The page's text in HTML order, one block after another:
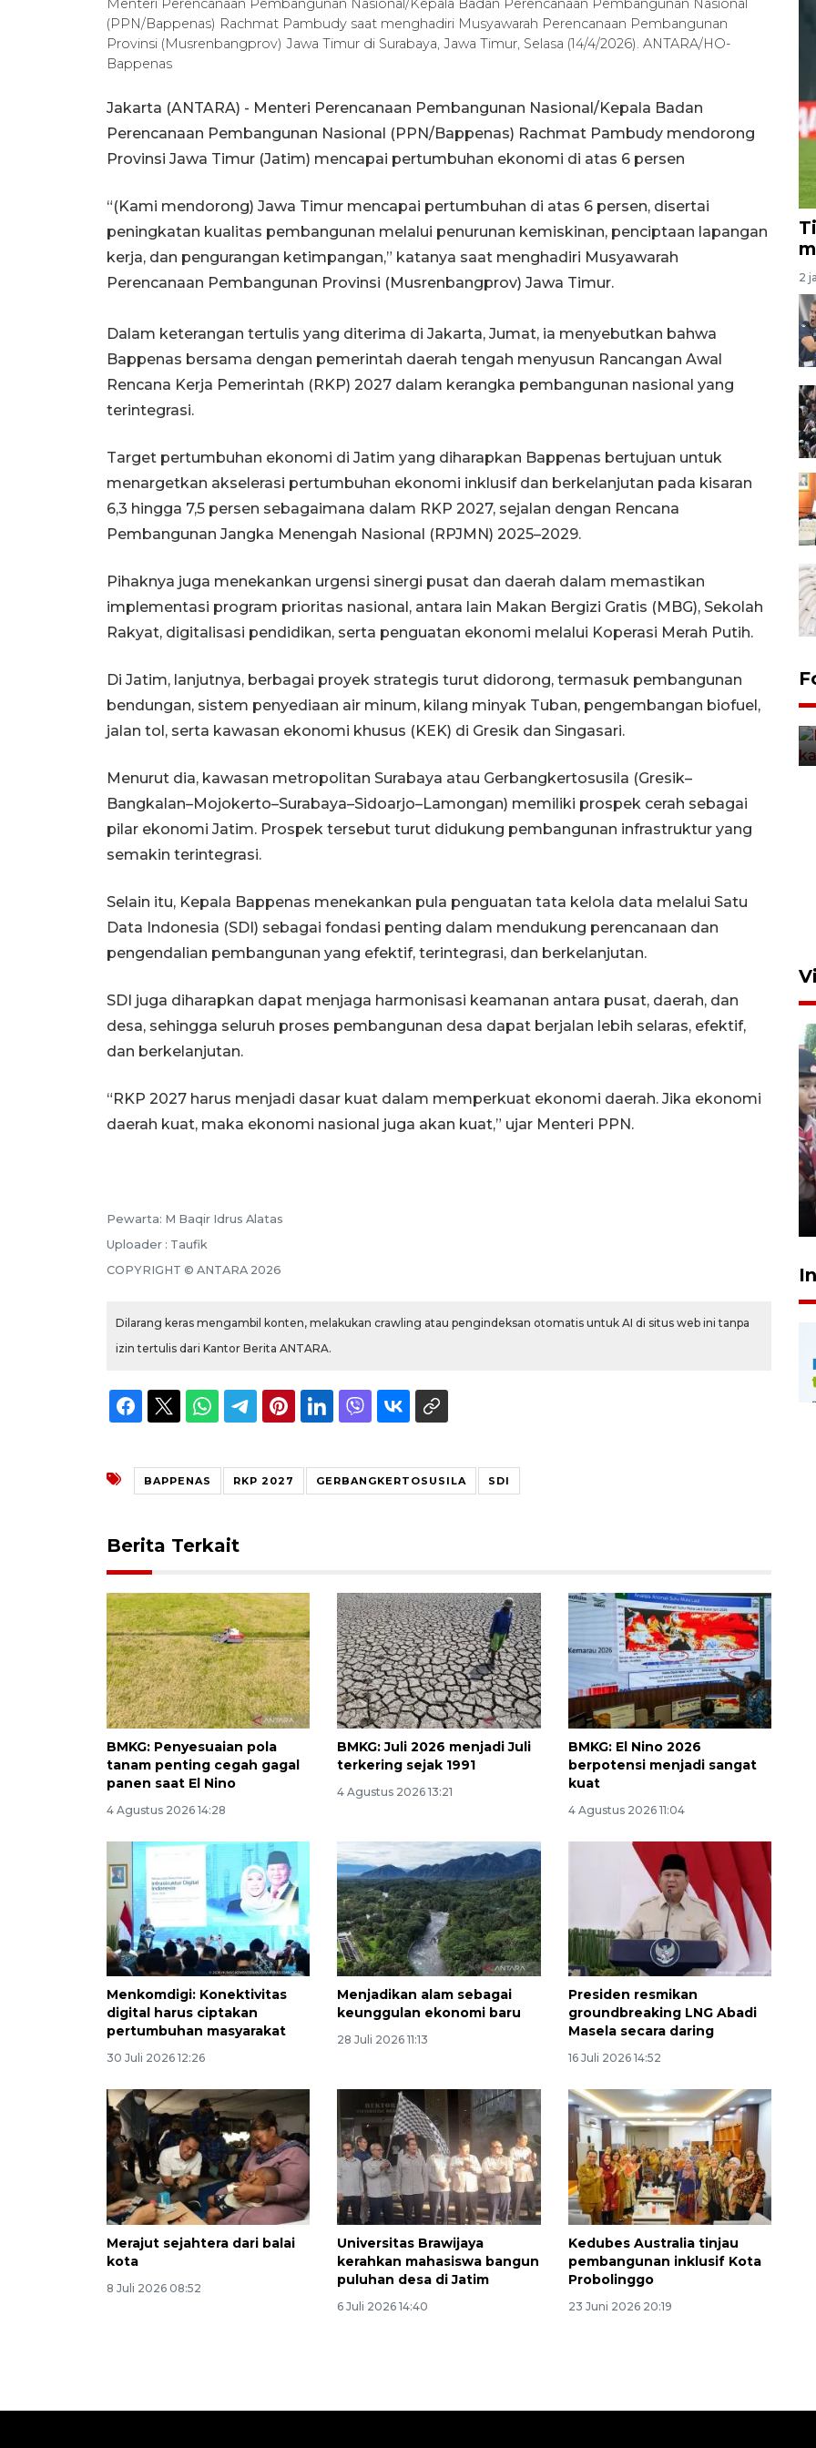
Menteri Perencanaan Pembangunan Nasional/Kepala Badan Perencanaan Pembangunan Nasional
(PPN/Bappenas) Rachmat Pambudy saat menghadiri Musyawarah Perencanaan Pembangunan
Provinsi (Musrenbangprov) Jawa Timur di Surabaya, Jawa Timur, Selasa (14/4/2026). ANTARA/HO-
Bappenas
Jakarta (ANTARA) - Menteri Perencanaan Pembangunan Nasional/Kepala Badan
Perencanaan Pembangunan Nasional (PPN/Bappenas) Rachmat Pambudy mendorong
Provinsi Jawa Timur (Jatim) mencapai pertumbuhan ekonomi di atas 6 persen
“(Kami mendorong) Jawa Timur mencapai pertumbuhan di atas 6 persen, disertai
peningkatan kualitas pembangunan melalui penurunan kemiskinan, penciptaan lapangan
kerja, dan pengurangan ketimpangan,” katanya saat menghadiri Musyawarah
Perencanaan Pembangunan Provinsi (Musrenbangprov) Jawa Timur.
Dalam keterangan tertulis yang diterima di Jakarta, Jumat, ia menyebutkan bahwa
Bappenas bersama dengan pemerintah daerah tengah menyusun Rancangan Awal
Rencana Kerja Pemerintah (RKP) 2027 dalam kerangka pembangunan nasional yang
terintegrasi.
Target pertumbuhan ekonomi di Jatim yang diharapkan Bappenas bertujuan untuk
menargetkan akselerasi pertumbuhan ekonomi inklusif dan berkelanjutan pada kisaran
6,3 hingga 7,5 persen sebagaimana dalam RKP 2027, sejalan dengan Rencana
Pembangunan Jangka Menengah Nasional (RPJMN) 2025–2029.
Pihaknya juga menekankan urgensi sinergi pusat dan daerah dalam memastikan
implementasi program prioritas nasional, antara lain Makan Bergizi Gratis (MBG), Sekolah
Rakyat, digitalisasi pendidikan, serta penguatan ekonomi melalui Koperasi Merah Putih.
Di Jatim, lanjutnya, berbagai proyek strategis turut didorong, termasuk pembangunan
bendungan, sistem penyediaan air minum, kilang minyak Tuban, pengembangan biofuel,
jalan tol, serta kawasan ekonomi khusus (KEK) di Gresik dan Singasari.
Menurut dia, kawasan metropolitan Surabaya atau Gerbangkertosusila (Gresik–
Bangkalan–Mojokerto–Surabaya–Sidoarjo–Lamongan) memiliki prospek cerah sebagai
pilar ekonomi Jatim. Prospek tersebut turut didukung pembangunan infrastruktur yang
semakin terintegrasi.
Selain itu, Kepala Bappenas menekankan pula penguatan tata kelola data melalui Satu
Data Indonesia (SDI) sebagai fondasi penting dalam mendukung perencanaan dan
pengendalian pembangunan yang efektif, terintegrasi, dan berkelanjutan.
SDI juga diharapkan dapat menjaga harmonisasi keamanan antara pusat, daerah, dan
desa, sehingga seluruh proses pembangunan desa dapat berjalan lebih selaras, efektif,
dan berkelanjutan.
“RKP 2027 harus menjadi dasar kuat dalam memperkuat ekonomi daerah. Jika ekonomi
daerah kuat, maka ekonomi nasional juga akan kuat,” ujar Menteri PPN.
Pewarta: M Baqir Idrus Alatas
Uploader : Taufik
COPYRIGHT © ANTARA 2026
Dilarang keras mengambil konten, melakukan crawling atau pengindeksan otomatis untuk AI di situs web ini tanpa
izin tertulis dari Kantor Berita ANTARA.
BAPPENAS RKP 2027 GERBANGKERTOSUSILA SDI
Berita Terkait
BMKG: Penyesuaian pola
tanam penting cegah gagal
panen saat El Nino
4 Agustus 2026 14:28
BMKG: Juli 2026 menjadi Juli
terkering sejak 1991
4 Agustus 2026 13:21
BMKG: El Nino 2026
berpotensi menjadi sangat
kuat
4 Agustus 2026 11:04
Menkomdigi: Konektivitas
digital harus ciptakan
pertumbuhan masyarakat
30 Juli 2026 12:26
Menjadikan alam sebagai
keunggulan ekonomi baru
28 Juli 2026 11:13
Presiden resmikan
groundbreaking LNG Abadi
Masela secara daring
16 Juli 2026 14:52
Merajut sejahtera dari balai
kota
8 Juli 2026 08:52
Universitas Brawijaya
kerahkan mahasiswa bangun
puluhan desa di Jatim
6 Juli 2026 14:40
Kedubes Australia tinjau
pembangunan inklusif Kota
Probolinggo
23 Juni 2026 20:19
2
Uji fungsi jembatan kereta api
di Jember
Memberantas kejahatan
jalanan Jakarta
2026-08-05 18:00:00